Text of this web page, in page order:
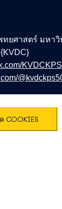
ยศาสตร์ มหาวิ
KVDCKPS
COOKIES